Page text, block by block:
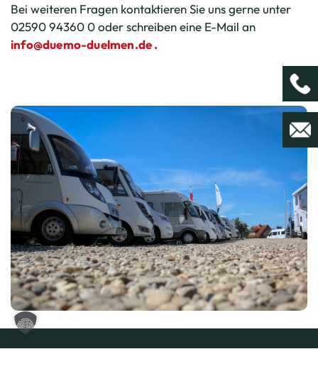
Bei weiteren Fragen kontaktieren Sie uns gerne unter
02590 94360 0 oder schreiben eine E-Mail an
info@duemo-duelmen.de .